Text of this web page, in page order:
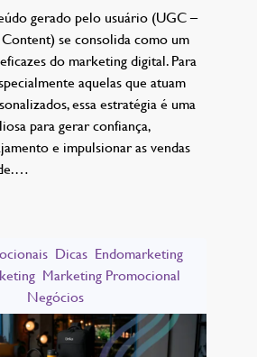
gerado pelo usuário (UGC –
se consolida como um
do marketing digital. Para
aquelas que atuam
essa estratégia é uma
para gerar confiança,
e impulsionar as vendas
Dicas Endomarketing
Marketing Promocional
Negócios